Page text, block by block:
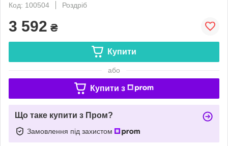
Код: 100504
Роздріб
3 592 ₴
Купити
або
Купити з
Що таке купити з Пром?
Замовлення під захистом